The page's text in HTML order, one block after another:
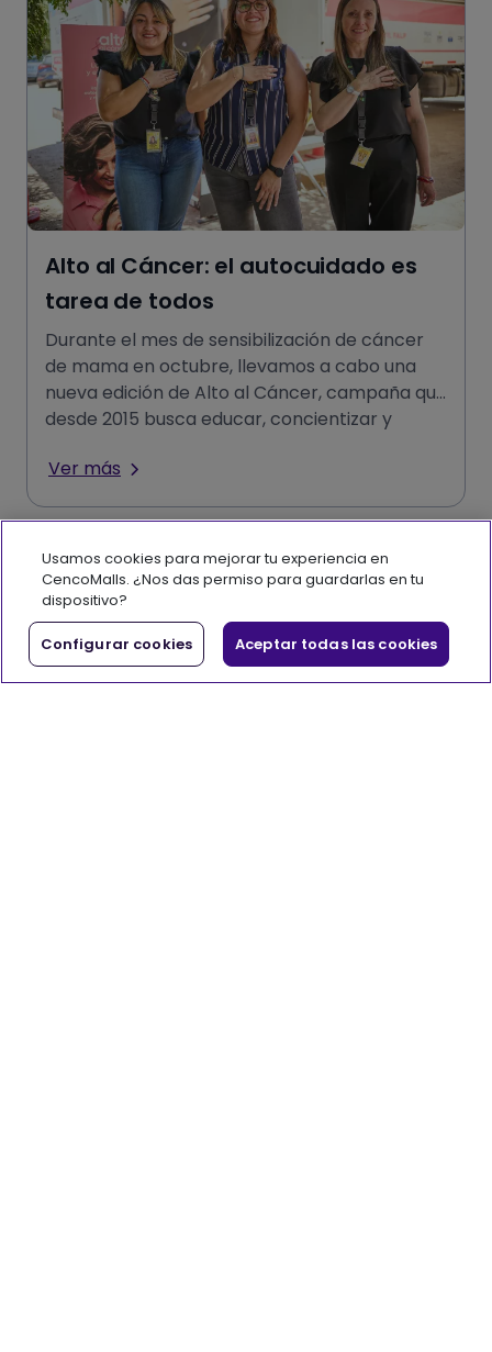
Alto al Cáncer: el autocuidado es
tarea de todos
Durante el mes de sensibilización de cáncer
de mama en octubre, llevamos a cabo una
nueva edición de Alto al Cáncer, campaña que
desde 2015 busca educar, concientizar y
Ver más
Usamos cookies para mejorar tu experiencia en
CencoMalls. ¿Nos das permiso para guardarlas en tu
dispositivo?
Configurar cookies Aceptar todas las cookies